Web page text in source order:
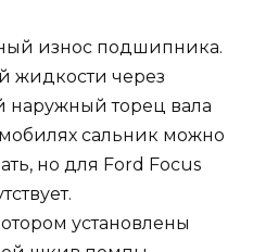
износ подшипника.
жидкости через
торец вала
сальник можно
но для Ford Focus
установлены